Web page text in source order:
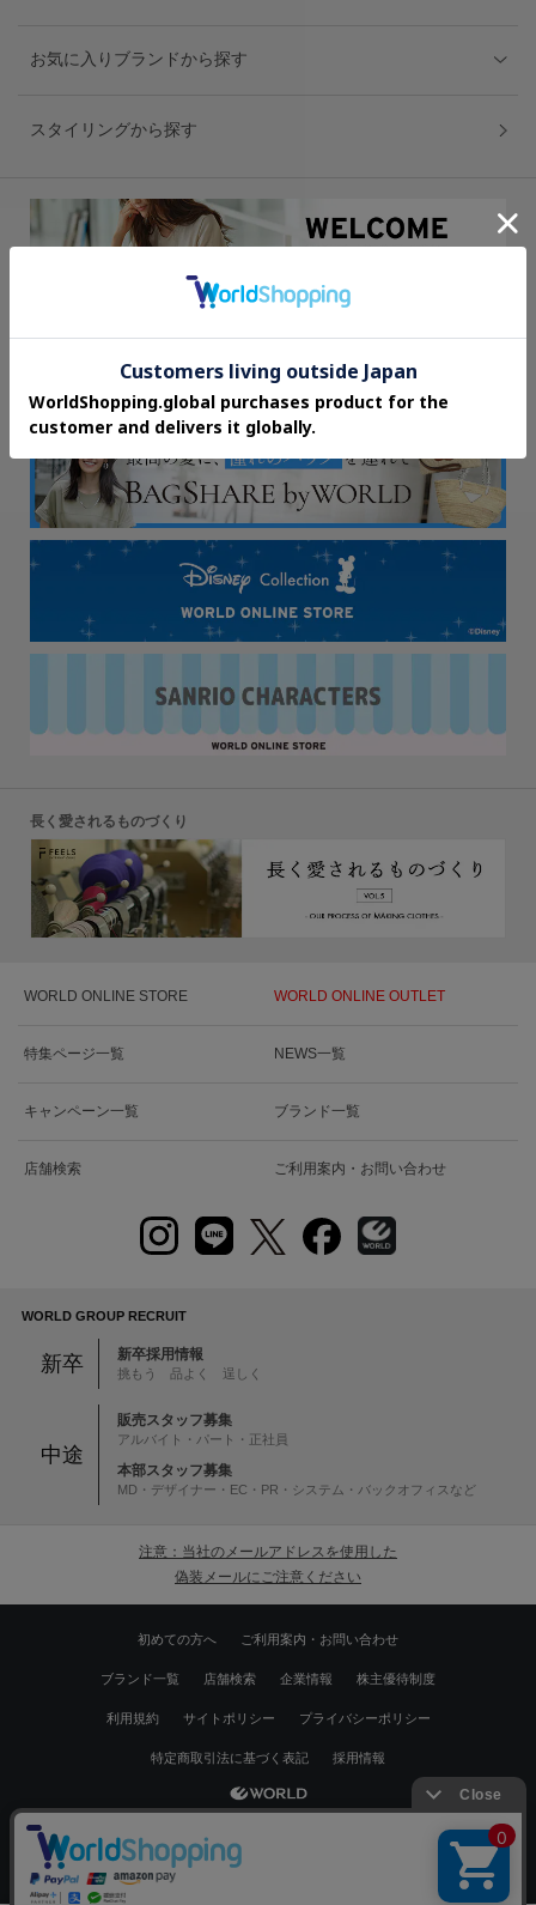
絞り込む
お気に入りブランドから探す
スタイリングから探す
長く愛されるものづくり
WORLD ONLINE STORE WORLD ONLINE OUTLET
特集ページ一覧 NEWS一覧
キャンペーン一覧 ブランド一覧
店舗検索 ご利用案内・お問い合わせ
WORLD GROUP RECRUIT
新卒 新卒採用情報
挑もう 品よく 逞しく
中途
販売スタッフ募集
アルバイト・パート・正社員
本部スタッフ募集
MD・デザイナー・EC・PR・システム・バックオフィスなど
注意：当社のメールアドレスを使用した
偽装メールにご注意ください
初めての方へ ご利用案内・お問い合わせ
ブランド一覧 店舗検索 企業情報 株主優待制度
利用規約 サイトポリシー プライバシーポリシー
特定商取引法に基づく表記 採用情報